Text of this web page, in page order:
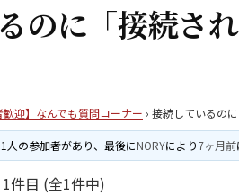
のに「接続さ
歓迎】なんでも質問コーナー › 接続しているの
人の参加者があり、最後にNORYにより7ヶ月前
件目 (全1件中)